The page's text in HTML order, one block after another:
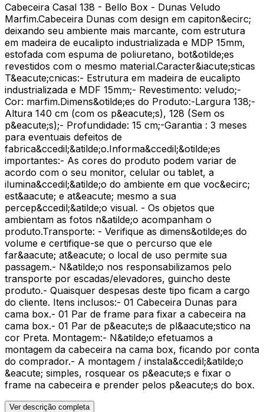
Cabeceira Casal 138 - Bello Box - Dunas Veludo
Marfim.Cabeceira Dunas com design em capiton&ecirc;
deixando seu ambiente mais marcante, com estrutura
em madeira de eucalipto industrializada e MDP 15mm,
estofada com espuma de poliuretano, bot&otilde;es
revestidos com o mesmo material.Caracter&iacute;sticas
T&eacute;cnicas:- Estrutura em madeira de eucalipto
industrializada e MDF 15mm;- Revestimento: veludo;-
Cor: marfim.Dimens&otilde;es do Produto:-Largura 138;-
Altura 140 cm (com os p&eacute;s), 128 (Sem os
p&eacute;s);- Profundidade: 15 cm;-Garantia : 3 meses
para eventuais defeitos de
fabrica&ccedil;&atilde;o.Informa&ccedil;&otilde;es
importantes:- As cores do produto podem variar de
acordo com o seu monitor, celular ou tablet, a
ilumina&ccedil;&atilde;o do ambiente em que voc&ecirc;
est&aacute; e at&eacute; mesmo a sua
percep&ccedil;&atilde;o visual. - Os objetos que
ambientam as fotos n&atilde;o acompanham o
produto.Transporte: - Verifique as dimens&otilde;es do
volume e certifique-se que o percurso que ele
far&aacute; at&eacute; o local de uso permite sua
passagem.- N&atilde;o nos responsabilizamos pelo
transporte por escadas/elevadores, guincho deste
produto.- Quaisquer despesas deste tipo ficam a cargo
do cliente. Itens inclusos:- 01 Cabeceira Dunas para
cama box.- 01 Par de frame para fixar a cabeceira na
cama box.- 01 Par de p&eacute;s de pl&aacute;stico na
cor Preta. Montagem:- N&atilde;o efetuamos a
montagem da cabeceira na cama box, ficando por conta
do comprador.- A montagem / instala&ccedil;&atilde;o
&eacute; simples, rosquear os p&eacute;s e fixar o
frame na cabeceira e prender pelos p&eacute;s do box.
Ver descrição completa